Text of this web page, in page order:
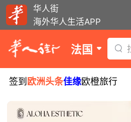
华人街
海外华人生活APP
法国
签到 欧洲头条佳缘欧橙旅行